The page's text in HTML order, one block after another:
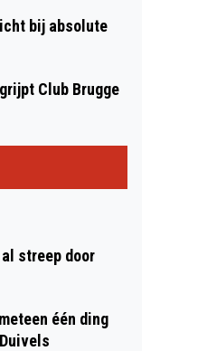
bij absolute
Club Brugge
streep door
één ding